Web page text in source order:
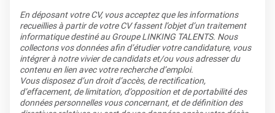
En déposant votre CV, vous acceptez que les informations
recueillies à partir de votre CV fassent l’objet d’un traitement
informatique destiné au Groupe LINKING TALENTS. Nous
collectons vos données afin d’étudier votre candidature, vous
intégrer à notre vivier de candidats et/ou vous adresser du
contenu en lien avec votre recherche d’emploi.
Vous disposez d’un droit d’accès, de rectification,
d’effacement, de limitation, d’opposition et de portabilité des
données personnelles vous concernant, et de définition des